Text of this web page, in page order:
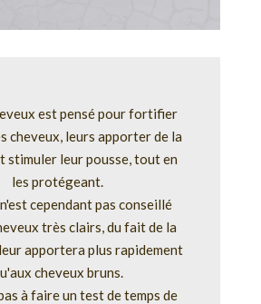
est pensé pour fortifier
cheveux, leurs apporter de la
stimuler leur pousse, tout en
les protégeant.
cependant pas conseillé
très clairs, du fait de la
apportera plus rapidement
cheveux bruns.
à faire un test de temps de